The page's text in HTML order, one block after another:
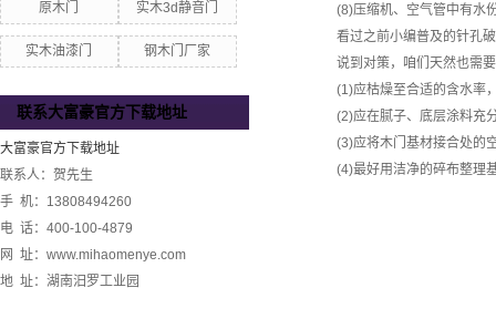
原木门 实木3d静音门
实木油漆门 钢木门厂家
联系大富豪官方下载地址
大富豪官方下载地址
联系人：贺先生
手 机：13808494260
电 话：400-100-4879
网 址：www.mihaomenye.com
地 址：湖南汨罗工业园
(8)压缩机、空气管中有水份
看过之前小编普及的针孔破
说到对策，咱们天然也需要
(1)应枯燥至合适的含水率
(2)应在腻子、底层涂料充
(3)应将木门基材接合处的空
(4)最好用洁净的碎布整理基